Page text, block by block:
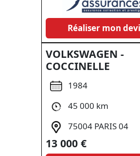
Réaliser mon
VOLKSWAGEN -
COCCINELLE
1984
45 000 km
75004 PARIS 04
13 000 €